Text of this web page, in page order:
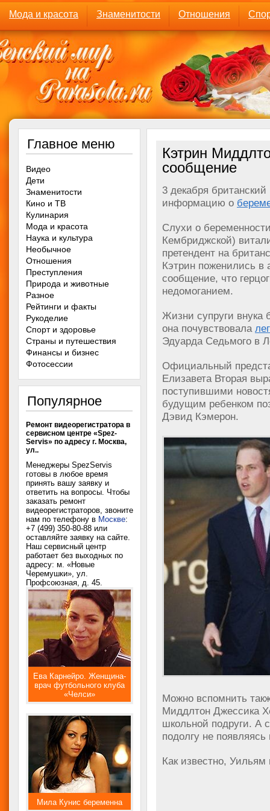
Мода и красота Знаменитости Отношения
Кэтрин
сообщение
3 декабря
информацию о
Слухи о
Кембриджской)
претендент на
Кэтрин поженились в
сообщение, что
недомоганием.
Жизни супруги внука
она почувствовала
Эдуарда Седьмого в
Официальный
Елизавета Вторая
поступившими
будущим ребенком
Дэвид Кэмерон.
Можно вспомнить
Миддлтон Джессика
школьной подруги. А
подолгу не появляясь
Как известно,
Главное меню
Видео
Дети
Знаменитости
Кино и ТВ
Кулинария
Мода и красота
Наука и культура
Необычное
Отношения
Преступления
Природа и животные
Разное
Рейтинги и факты
Рукоделие
Спорт и здоровье
Страны и путешествия
Финансы и бизнес
Фотосессии
Популярное
Ремонт видеорегистратора в
сервисном центре «Spez-
Servis» по адресу г. Москва,
ул..
Менеджеры SpezServis
готовы в любое время
принять вашу заявку и
ответить на вопросы. Чтобы
заказать ремонт
видеорегистраторов, звоните
нам по телефону в Москве:
+7 (499) 350-80-88 или
оставляйте заявку на сайте.
Наш сервисный центр
работает без выходных по
адресу: м. «Новые
Черемушки», ул.
Профсоюзная, д. 45.
Ева Карнейро. Женщина-
врач футбольного клуба
«Челси»
Мила Кунис беременна